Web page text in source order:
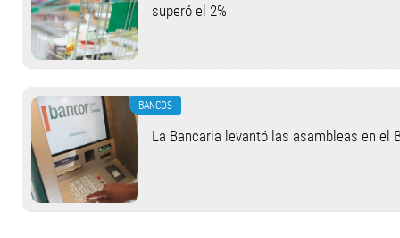
superó el 2%
BANCOS
La Bancaria levantó las asambleas en el